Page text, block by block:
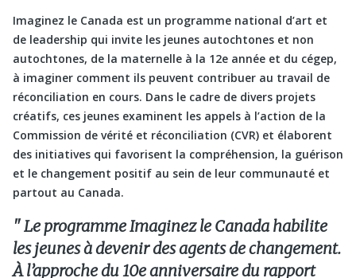
Imaginez le Canada est un programme national d’art et
de leadership qui invite les jeunes autochtones et non
autochtones, de la maternelle à la 12e année et du cégep,
à imaginer comment ils peuvent contribuer au travail de
réconciliation en cours. Dans le cadre de divers projets
créatifs, ces jeunes examinent les appels à l’action de la
Commission de vérité et réconciliation (CVR) et élaborent
des initiatives qui favorisent la compréhension, la guérison
et le changement positif au sein de leur communauté et
partout au Canada.
Le programme Imaginez le Canada habilite
les jeunes à devenir des agents de changement.
À l’approche du 10e anniversaire du rapport